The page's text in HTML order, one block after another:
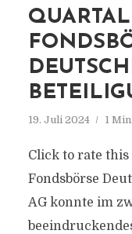
19. Juli 2024 1
Click to rate this
Fondsbörse
AG konnte im